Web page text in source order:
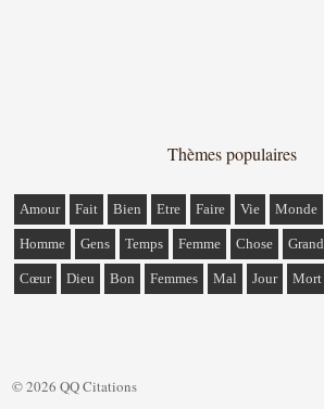
Thèmes populaires
Amour Fait Bien Etre Faire Vie Monde
Homme Gens Temps Femme Chose Grand
Cœur Dieu Bon Femmes Mal Jour Mort
© 2026 QQ Citations